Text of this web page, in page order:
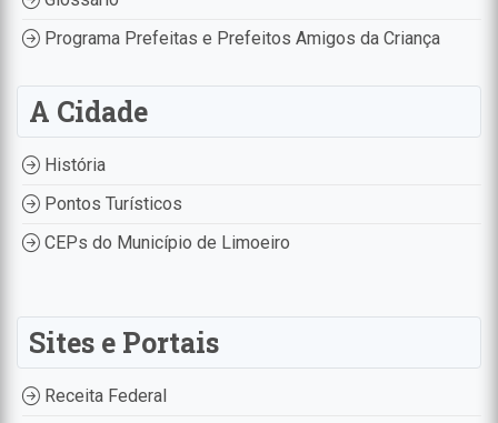
Programa Prefeitas e Prefeitos Amigos da Criança
A Cidade
História
Pontos Turísticos
CEPs do Município de Limoeiro
Sites e Portais
Receita Federal